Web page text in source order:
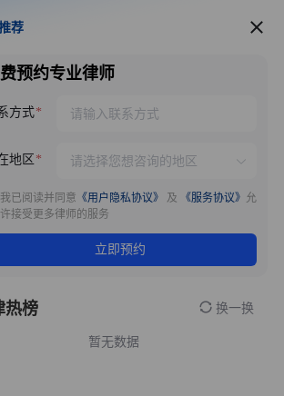
服务推荐
荐
预约专业律师
方式
地区
我已阅读并同意 《用户隐私协议》 及 《服务协议》 允
许接受更多律师的服务
立即预约
热榜 换一换
暂无数据